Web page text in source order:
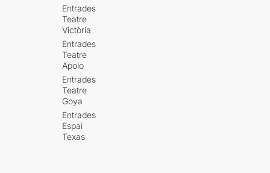
Entrades
Teatre
Victòria
Entrades
Teatre
Apolo
Entrades
Teatre
Goya
Entrades
Espai
Texas